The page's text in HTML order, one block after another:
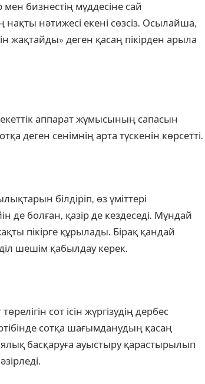
бизнестің мүддесіне сай
нақты нәтижесі екені сөзсіз. Осылайша,
жақтайды» деген қасаң пікірден арыла
аппарат жұмысының сапасын
деген сенімнің арта түскенін көрсетті.
білдіріп, өз үміттері
де болған, қазір де кездеседі. Мұндай
пікірге құрылады. Бірақ қандай
шешім қабылдау керек.
сот ісін жүргізудің дербес
сотқа шағымданудың қасаң
басқаруға ауыстыру қарастырылып